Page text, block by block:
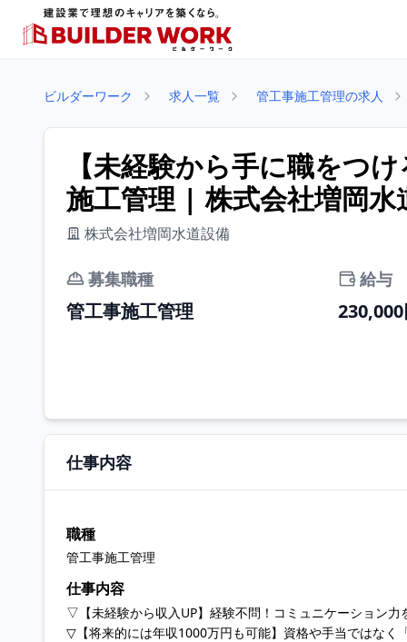
ビルダーワーク 求人一覧 管工事施工管理の求人
【未経験から手に職をつ
施工管理 | 株式会社増岡水
株式会社増岡水道設備
募集職種
管工事施工管理
給与
仕事内容
職種
管工事施工管理
仕事内容
▽【未経験から収入UP】経験不問！コミュニケーション力
▽【将来的には年収1000万円も可能】資格や手当ではなく